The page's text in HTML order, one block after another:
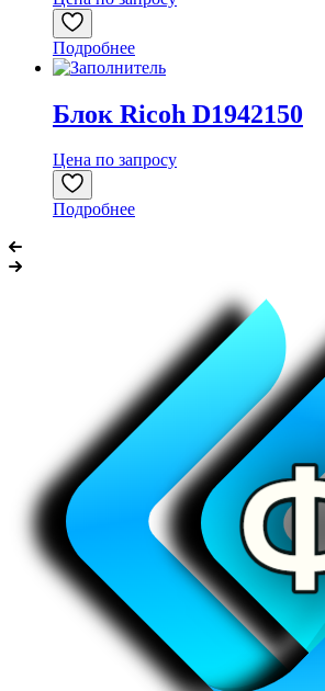
Подробнее
Блок Ricoh D1942150
Цена по запросу
Подробнее